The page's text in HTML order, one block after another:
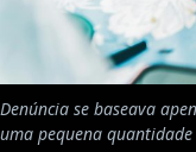
Denúncia se baseava
uma pequena